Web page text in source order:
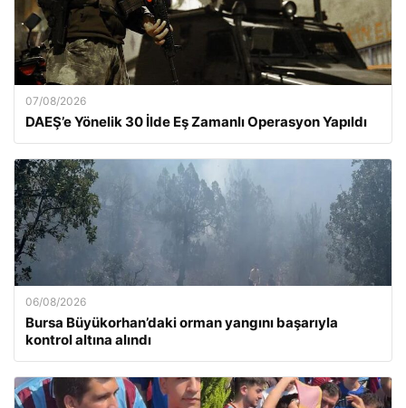
07/08/2026
DAEŞ’e Yönelik 30 İlde Eş Zamanlı Operasyon Yapıldı
06/08/2026
Bursa Büyükorhan’daki orman yangını başarıyla
kontrol altına alındı